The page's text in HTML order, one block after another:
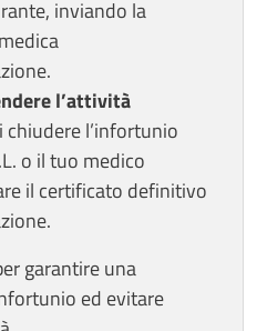
inviando la
l’attività
chiudere l’infortunio
o il tuo medico
il certificato definitivo
garantire una
ed evitare